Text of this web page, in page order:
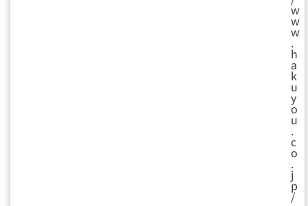
w
w
w
.
h
a
k
u
y
o
u
.
c
o
.
j
p
/